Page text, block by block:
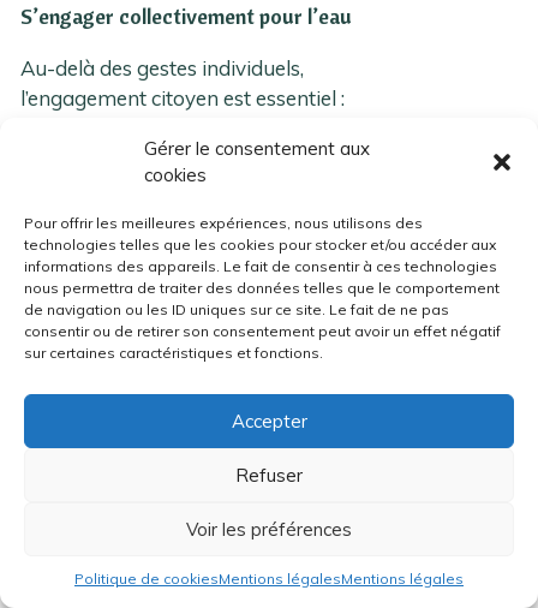
Gérer le consentement aux
cookies
Pour offrir les meilleures expériences, nous utilisons des
technologies telles que les cookies pour stocker et/ou accéder aux
informations des appareils. Le fait de consentir à ces technologies
nous permettra de traiter des données telles que le comportement
de navigation ou les ID uniques sur ce site. Le fait de ne pas
consentir ou de retirer son consentement peut avoir un effet négatif
sur certaines caractéristiques et fonctions.
Accepter
Refuser
Voir les préférences
Politique de cookiesMentions légalesMentions légales
S’engager collectivement pour l’eau
Au-delà des gestes individuels,
l’engagement citoyen est essentiel :
Relayer les messages de la
journée mondiale de l’eau
Soutenir des ONG œuvrant pour
l’accès à l’eau potable
Participer à des nettoyages de
rivières
Sensibiliser son entourage, ses
enfants, ses collègues
gestes éco-
devenons acteurs de cette journée
mondiale, bien au-delà du 22 mars.
Notre atelier sur l’eautermine toujours